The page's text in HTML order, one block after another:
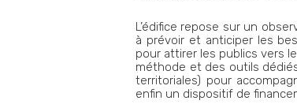
L’édifice repose sur un
à prévoir et anticiper les
pour attirer les publics vers
méthode et des outils
territoriales) pour
enfin un dispositif de